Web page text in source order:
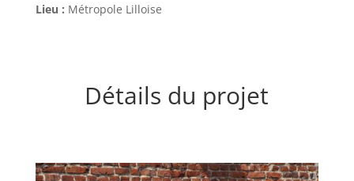
Lieu : Métropole Lilloise
Détails du projet